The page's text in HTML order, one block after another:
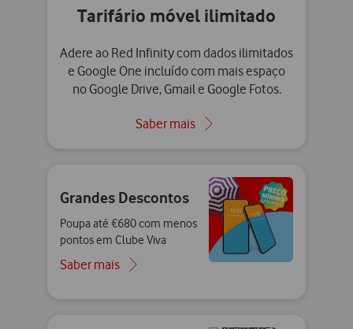
Tarifário móvel ilimitado
Adere ao Red Infinity com dados ilimitados
e Google One incluído com mais espaço
no Google Drive, Gmail e Google Fotos.
Saber mais
Grandes Descontos
Poupa até €680 com menos
pontos em Clube Viva
Saber mais